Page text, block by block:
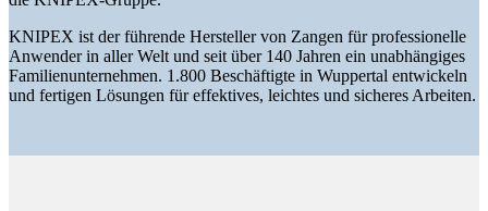
KNIPEX ist der führende Hersteller von Zangen für professionelle
Anwender in aller Welt und seit über 140 Jahren ein unabhängiges
Familienunternehmen. 1.800 Beschäftigte in Wuppertal entwickeln
und fertigen Lösungen für effektives, leichtes und sicheres Arbeiten.